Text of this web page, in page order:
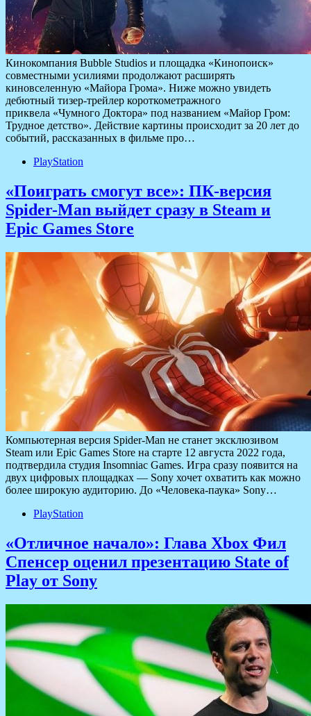
Кинокомпания Bubble Studios и площадка «Кинопоиск»
совместными усилиями продолжают расширять
киновселенную «Майора Грома». Ниже можно увидеть
дебютный тизер-трейлер короткометражного
приквела «Чумного Доктора» под названием «Майор Гром:
Трудное детство». Действие картины происходит за 20 лет до
событий, рассказанных в фильме про…
PlayStation
«Поиграть смогут все»: ПК-версия
Spider-Man выйдет сразу в Steam и
Epic Games Store
Компьютерная версия Spider-Man не станет эксклюзивом
Steam или Epic Games Store на старте 12 августа 2022 года,
подтвердила студия Insomniac Games. Игра сразу появится на
двух цифровых площадках — Sony хочет охватить как можно
более широкую аудиторию. До «Человека-паука» Sony…
PlayStation
«Отличное начало»: Глава Xbox Фил
Спенсер оценил презентацию State of
Play от Sony